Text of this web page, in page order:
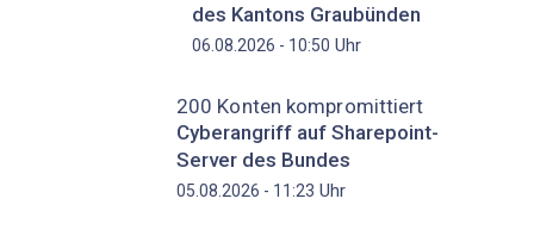
des Kantons Graubünden
06.08.2026 - 10:50 Uhr
200 Konten kompromittiert
Cyberangriff auf Sharepoint-
Server des Bundes
05.08.2026 - 11:23 Uhr